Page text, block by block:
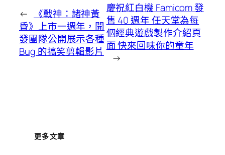
←
《戰神：諸神黃
昏》上市一週年，開
發團隊公開展示各種
Bug 的搞笑剪輯影片
慶祝紅白機 Famicom 發
售 40 週年 任天堂為每
個經典遊戲製作介紹頁
面 快來回味你的童年
→
更多文章